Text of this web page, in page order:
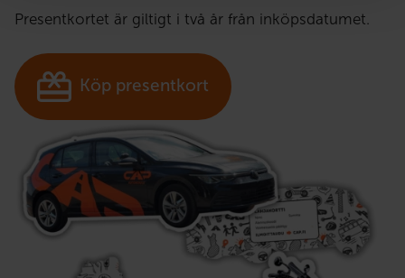
Presentkortet är giltigt i två år från inköpsdatumet.
Köp presentkort